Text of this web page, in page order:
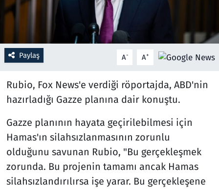
Paylaş A- A+
Rubio, Fox News'e verdiği röportajda, ABD'nin
hazırladığı Gazze planına dair konuştu.
Gazze planının hayata geçirilebilmesi için
Hamas'ın silahsızlanmasının zorunlu
olduğunu savunan Rubio, "Bu gerçekleşmek
zorunda. Bu projenin tamamı ancak Hamas
silahsızlandırılırsa işe yarar. Bu gerçekleşene
Savunma Sanayi
Spor
Teknoloji ve Bilim
Televizyon